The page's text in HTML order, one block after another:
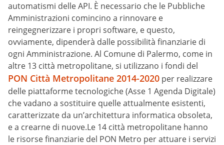
automatismi delle API. È necessario che le Pubbliche
Amministrazioni comincino a rinnovare e
reingegnerizzare i propri software, e questo,
ovviamente, dipenderà dalle possibilità finanziarie di
ogni Amministrazione. Al Comune di Palermo, come in
altre 13 città metropolitane, si utilizzano i fondi del
PON Città Metropolitane 2014-2020 per realizzare
delle piattaforme tecnologiche (Asse 1 Agenda Digitale)
che vadano a sostituire quelle attualmente esistenti,
caratterizzate da un’architettura informatica obsoleta,
e a crearne di nuove.Le 14 città metropolitane hanno
le risorse finanziarie del PON Metro per attuare i servizi